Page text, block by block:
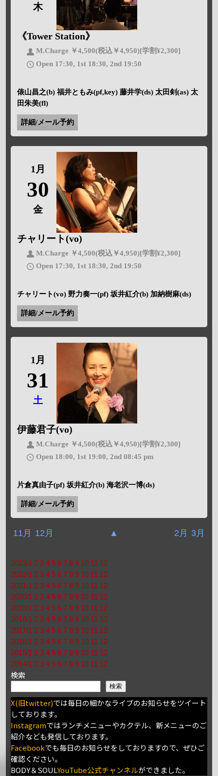
木
《Tower Station》
M.Charge ￥4,500(税込￥4,950)[学割¥2,300]
Open 17:30, 1st 18:30, 2nd 19:50
俵山昌之(b) 福井ともみ(pf,key) 藤井学(ds) 太田剣(as) 太
田朱美(fl)
詳細/メール予約
1月
30
金
チャリート(vo)
M.Charge ￥4,500(税込￥4,950)[学割¥2,300]
Open 17:30, 1st 18:30, 2nd 19:50
チャリート(vo) 野力奏一(pf) 坂井紅介(b) 加納樹麻(ds)
詳細/メール予約
1月
31
土
伊藤君子(vo)
M.Charge ￥4,500(税込￥4,950)[学割¥2,300]
Open 18:00, 1st 19:00, 2nd 08:45 pm
片倉真由子(pf) 坂井紅介(b) 海老沢一博(ds)
詳細/メール予約
▲
11月 12月 3月
2月
2023/1 2 3 4 5 6 7 8 9 10 11 12
2022/1 2 3 4 5 6 7 8 9 10 11 12
2021/1 2 3 4 5 6 7 8 9 10 11 12
2020/1 2 3 4 5 6 7 8 9 10 11 12
2019/1 2 3 4 5 6 7 8 9 10 11 12
2018/1 2 3 4 5 6 7 8 9 10 11 12
2017/1 2 3 4 5 6 7 8 9 10 11 12
2016/1 2 3 4 5 6 7 8 9 10 11 12
2015/1 2 3 4 5 6 7 8 9 10 11 12
2014/1 2 3 4 5 6 7 8 9 10 11 12
検索
検索
X(旧twitter)では毎日の細かなライブのお知らせをツイート
しております。
Instagramではランチメニューやカクテル、新メニューのご
紹介なども発信しております。
Facebookでも毎日のお知らせをしておりますので、ぜひご
確認ください。
BODY＆SOULYouTube公式チャンネルができました。